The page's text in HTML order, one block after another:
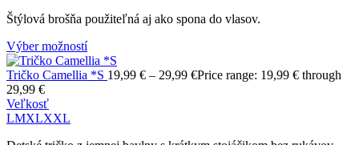
Štýlová brošňa použiteľná aj ako spona do vlasov.
Výber možností
Tričko Camellia *S 19,99 € – 29,99 €Price range: 19,99 € through
29,99 €
Veľkosť
LMXLXXL